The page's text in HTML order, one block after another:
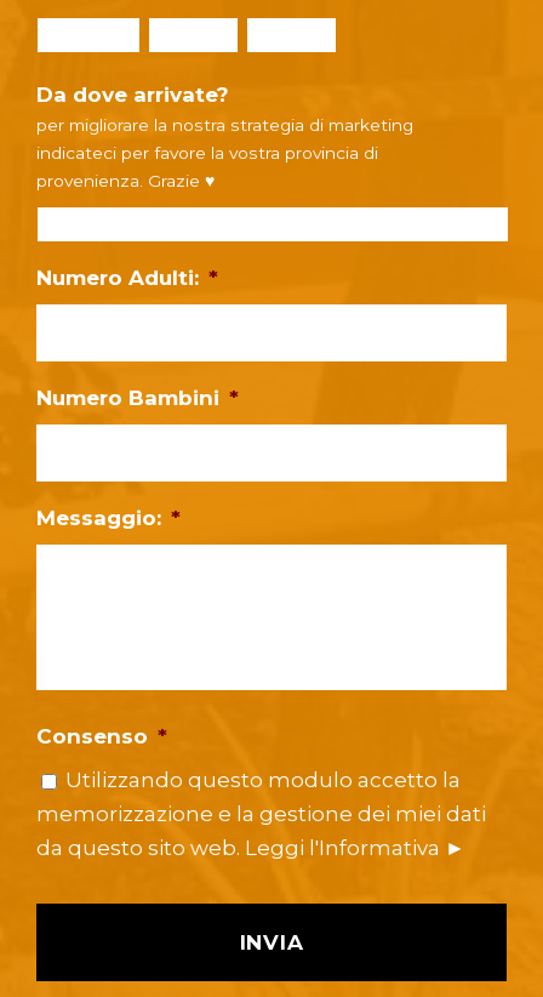
Da dove arrivate?
per migliorare la nostra strategia di marketing
indicateci per favore la vostra provincia di
provenienza. Grazie ♥
Numero Adulti: *
Numero Bambini *
Messaggio: *
Consenso *
Utilizzando questo modulo accetto la
memorizzazione e la gestione dei miei dati
da questo sito web. Leggi l'Informativa ►